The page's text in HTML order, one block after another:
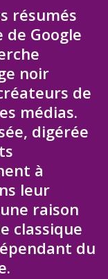
résumés
Google
noir
de
médias.
digérée
à
leur
raison
classique
du